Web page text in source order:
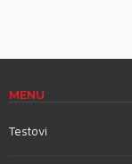
MENU
Testovi